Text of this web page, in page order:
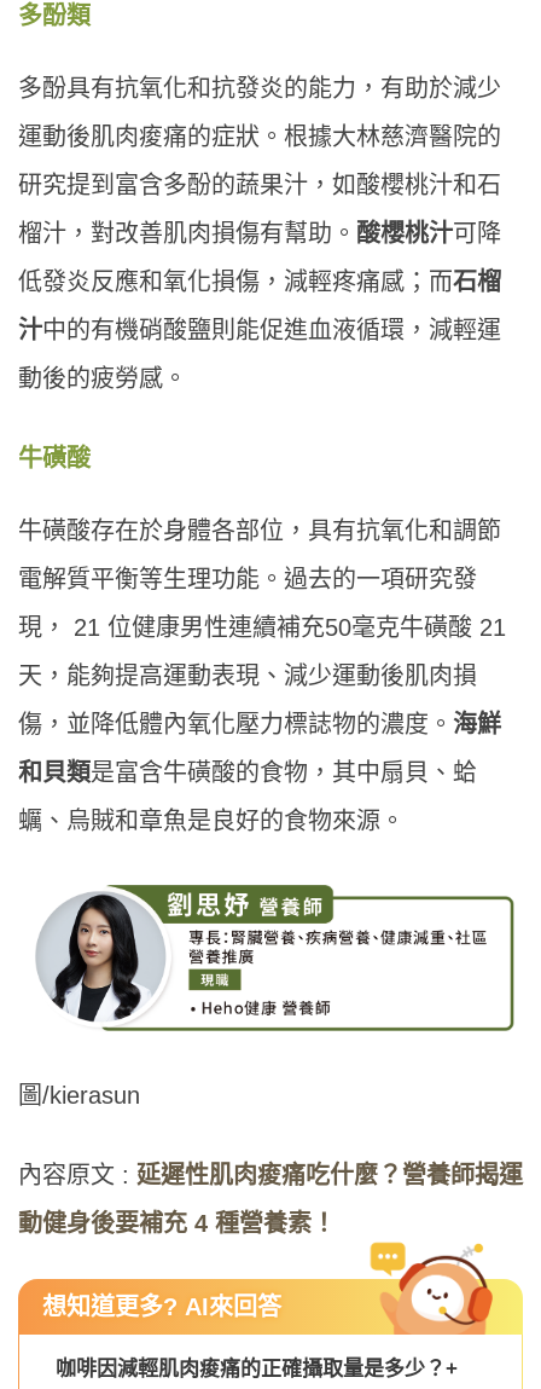
多酚類
多酚具有抗氧化和抗發炎的能力，有助於減少
運動後肌肉痠痛的症狀。根據大林慈濟醫院的
研究提到富含多酚的蔬果汁，如酸櫻桃汁和石
榴汁，對改善肌肉損傷有幫助。 酸櫻桃汁可降
低發炎反應和氧化損傷，減輕疼痛感；而石榴
汁中的有機硝酸鹽則能促進血液循環，減輕運
動後的疲勞感。
牛磺酸
牛磺酸存在於身體各部位，具有抗氧化和調節
電解質平衡等生理功能。過去的一項研究發
現， 21 位健康男性連續補充50毫克牛磺酸 21
天，能夠提高運動表現、減少運動後肌肉損
傷，並降低體內氧化壓力標誌物的濃度。 海鮮
和貝類是富含牛磺酸的食物，其中扇貝、蛤
蠣、烏賊和章魚是良好的食物來源。
圖/kierasun
內容原文 : 延遲性肌肉痠痛吃什麼？營養師揭運
動健身後要補充 4 種營養素！
想知道更多? AI來回答
咖啡因減輕肌肉痠痛的正確攝取量是多少？+